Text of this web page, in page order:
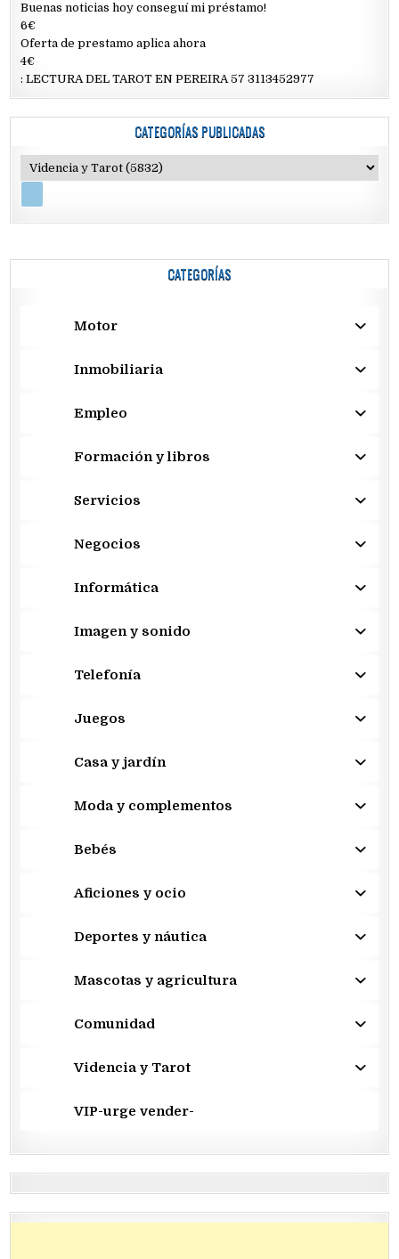
Buenas noticias hoy conseguí mi préstamo!
6€
Oferta de prestamo aplica ahora
4€
: LECTURA DEL TAROT EN PEREIRA 57 3113452977
CATEGORÍAS PUBLICADAS
CATEGORÍAS
Motor
Inmobiliaria
Empleo
Formación y libros
Servicios
Negocios
Informática
Imagen y sonido
Telefonía
Juegos
Casa y jardín
Moda y complementos
Bebés
Aficiones y ocio
Deportes y náutica
Mascotas y agricultura
Comunidad
Videncia y Tarot
VIP-urge vender-